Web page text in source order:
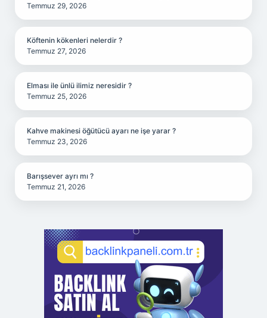
Temmuz 29, 2026
Köftenin kökenleri nelerdir ?
Temmuz 27, 2026
Elması ile ünlü ilimiz neresidir ?
Temmuz 25, 2026
Kahve makinesi öğütücü ayarı ne işe yarar ?
Temmuz 23, 2026
Barışsever ayrı mı ?
Temmuz 21, 2026